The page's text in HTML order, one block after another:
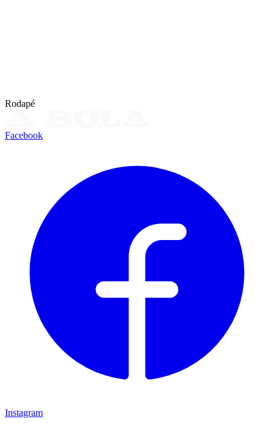
Rodapé
Facebook
Instagram